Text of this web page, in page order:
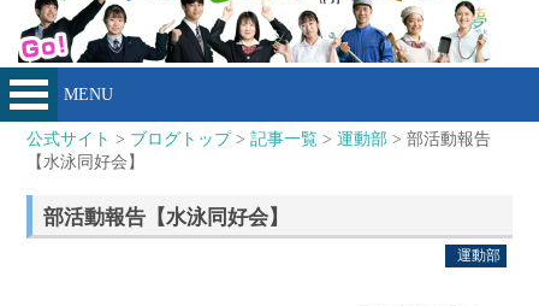
MENU
公式サイト > ブログトップ>記事一覧 >運動部 > 部活動報告
【水泳同好会】
部活動報告【水泳同好会】
運動部